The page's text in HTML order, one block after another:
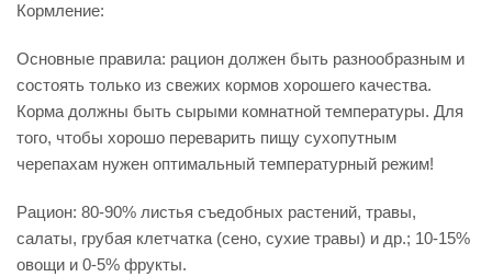
Кормление:
Основные правила: рацион должен быть разнообразным и
состоять только из свежих кормов хорошего качества.
Корма должны быть сырыми комнатной температуры. Для
того, чтобы хорошо переварить пищу сухопутным
черепахам нужен оптимальный температурный режим!
Рацион: 80-90% листья съедобных растений, травы,
салаты, грубая клетчатка (сено, сухие травы) и др.; 10-15%
овощи и 0-5% фрукты.